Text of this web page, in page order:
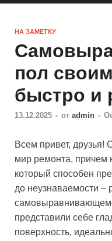
НА ЗАМЕТКУ
пол
быстро и
13.12.2025 - от admin -
Всем привет, друзья!
мир ремонта, причем
который способен
до неузнаваемости –
представили себе
поверхность,